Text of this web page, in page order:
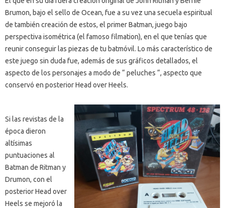
Brumon, bajo el sello de Ocean, fue a su vez una secuela espiritual
de también creación de estos, el primer Batman, juego bajo
perspectiva isométrica (el famoso filmation), en el que tenías que
reunir conseguir las piezas de tu batmóvil. Lo más característico de
este juego sin duda fue, además de sus gráficos detallados, el
aspecto de los personajes a modo de “ peluches “, aspecto que
conservó en posterior Head over Heels.
Si las revistas de la
época dieron
altísimas
puntuaciones al
Batman de Ritman y
Drumon, con el
posterior Head over
Heels se mejoró la